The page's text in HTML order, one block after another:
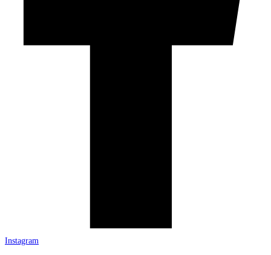
Instagram